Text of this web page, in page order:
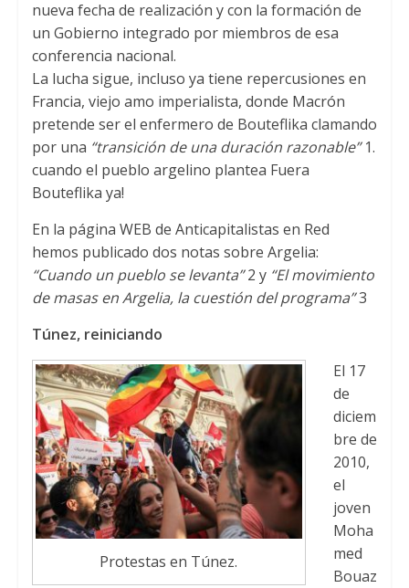
nueva fecha de realización y con la formación de
un Gobierno integrado por miembros de esa
conferencia nacional.
La lucha sigue, incluso ya tiene repercusiones en
Francia, viejo amo imperialista, donde Macrón
pretende ser el enfermero de Bouteflika clamando
por una “transición de una duración razonable”1.
cuando el pueblo argelino plantea Fuera
Bouteflika ya!
En la página WEB de Anticapitalistas en Red
hemos publicado dos notas sobre Argelia:
“Cuando un pueblo se levanta”2 y “El movimiento
de masas en Argelia, la cuestión del programa”3
Túnez, reiniciando
Protestas en Túnez.
El 17
de
diciem
bre de
2010,
el
joven
Moha
med
Bouaz